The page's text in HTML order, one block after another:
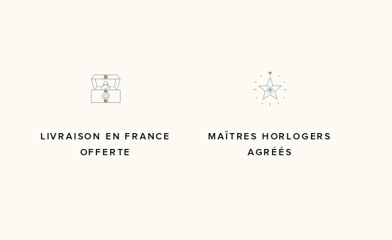
LIVRAISON EN FRANCE
OFFERTE
MAÎTRES HORLOGERS
AGRÉÉS